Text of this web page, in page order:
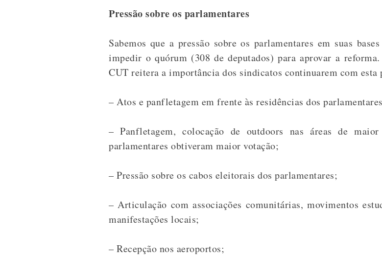
Pressão sobre os parlamentares
Sabemos que a pressão sobre os parlamentares em suas
impedir o quórum (308 de deputados) para aprovar a
CUT reitera a importância dos sindicatos continuarem com esta
– Atos e panfletagem em frente às residências dos
– Panfletagem, colocação de outdoors nas áreas de
parlamentares obtiveram maior votação;
– Pressão sobre os cabos eleitorais dos parlamentares;
– Articulação com associações comunitárias, movimentos
manifestações locais;
– Recepção nos aeroportos;